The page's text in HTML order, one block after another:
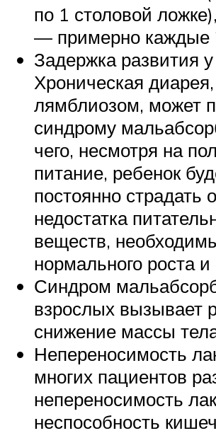
по 1 столовой
— примерно каждые
Задержка развития
Хроническая
лямблиозом, может
синдрому
чего, несмотря на
питание, ребенок
постоянно страдать
недостатка
веществ,
нормального роста и
Синдром
взрослых вызывает
снижение массы
Непереносимость
многих пациентов
непереносимость
неспособность